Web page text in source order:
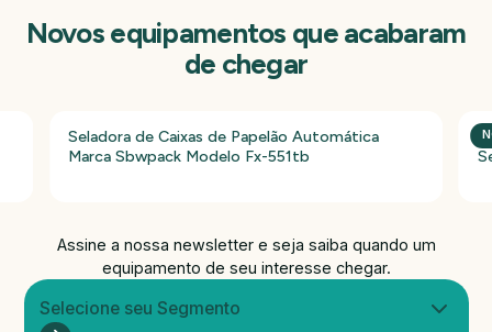
Novos equipamentos que acabaram
de chegar
Seladora de Caixas de Papelão Automática
Marca Sbwpack Modelo Fx-551tb
Assine a nossa newsletter e seja saiba quando um
equipamento de seu interesse chegar.
Selecione seu Segmento